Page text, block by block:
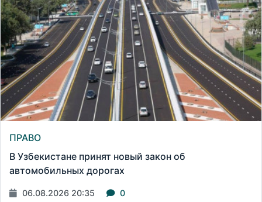
ПРАВО
В Узбекистане принят новый закон об
автомобильных дорогах
06.08.2026 20:35 0